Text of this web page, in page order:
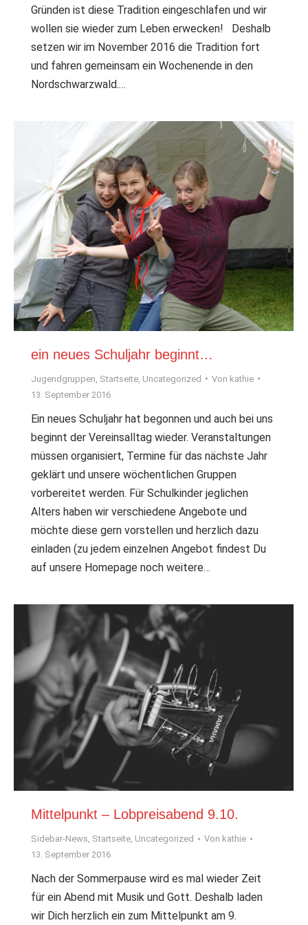
Gründen ist diese Tradition eingeschlafen und wir
wollen sie wieder zum Leben erwecken! Deshalb
setzen wir im November 2016 die Tradition fort
und fahren gemeinsam ein Wochenende in den
Nordschwarzwald.…
ein neues Schuljahr beginnt…
Jugendgruppen Startseite Uncategorized Von kathie
13. September 2016
Ein neues Schuljahr hat begonnen und auch bei uns
beginnt der Vereinsalltag wieder. Veranstaltungen
müssen organisiert, Termine für das nächste Jahr
geklärt und unsere wöchentlichen Gruppen
vorbereitet werden. Für Schulkinder jeglichen
Alters haben wir verschiedene Angebote und
möchte diese gern vorstellen und herzlich dazu
einladen (zu jedem einzelnen Angebot findest Du
auf unsere Homepage noch weitere…
Mittelpunkt – Lobpreisabend 9.10.
Sidebar-News, Startseite, Uncategorized Von kathie
13. September 2016
Nach der Sommerpause wird es mal wieder Zeit
für ein Abend mit Musik und Gott. Deshalb laden
wir Dich herzlich ein zum Mittelpunkt am 9.